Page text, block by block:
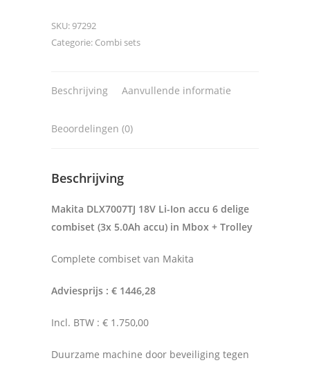
SKU:97292
Categorie: Combi sets
Beschrijving Aanvullende informatie
Beoordelingen (0)
Beschrijving
Makita DLX7007TJ 18V Li-Ion accu 6 delige
combiset (3x 5.0Ah accu) in Mbox + Trolley
Complete combiset van Makita
Adviesprijs : € 1446,28
Incl. BTW : € 1.750,00
Duurzame machine door beveiliging tegen